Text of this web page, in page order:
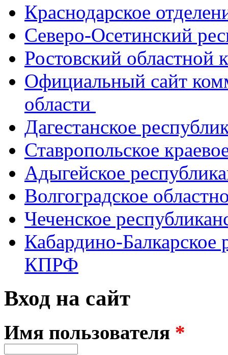
Краснодарское
Северо-Осетинский
Ростовский
Официальный сайт
области
Дагестанское
Ставропольское
Адыгейское
Волгоградское
Чеченское
Кабардино-Балкарское
КПРФ
Вход на сайт
Имя пользователя *